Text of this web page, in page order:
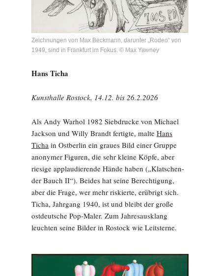
Zeichnungen von Max Beckmann, darunter „Rodeo“ von
1949, sind in Frankfurt im Fokus. © Max Yawney
Hans Ticha
Kunsthalle Rostock, 14.12. bis 26.2.2026
Als Andy Warhol 1982 Siebdrucke von Michael
Jackson und Willy Brandt fertigte, malte Hans
Ticha in Ostberlin ein graues Bild einer Gruppe
anonymer Figuren, die sehr kleine Köpfe, aber
riesige applaudierende Hände haben („Klatschen-
der Bauch II“). Beides hat seine Berechtigung,
aber die Frage, wer mehr riskierte, erübrigt sich.
Ticha, Jahrgang 1940, ist und bleibt der große
ostdeutsche Pop-Maler. Zum Jahresausklang
leuchten seine Bilder in Rostock wie Leitsterne.